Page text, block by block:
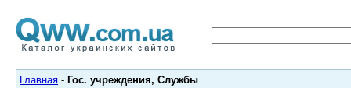
Главная - Гос. учреждения, Службы